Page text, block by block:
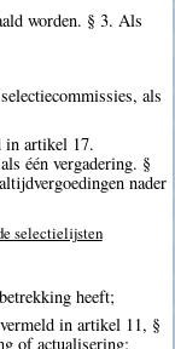
worden. § 3. Als
als
in artikel 17.
één vergadering. §
nader
selectielijsten
heeft;
in artikel 11, §
of actualisering;